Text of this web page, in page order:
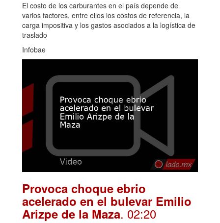
El costo de los carburantes en el país depende de
varios factores, entre ellos los costos de referencia, la
carga impositiva y los gastos asociados a la logística de
traslado
Infobae
Provoca choque ebrio
acelerado en el bulevar Emilio
Arizpe de la Maza. 02:20